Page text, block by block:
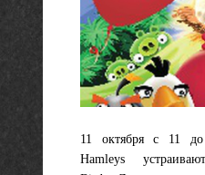
11 октября с 11
Hamleys